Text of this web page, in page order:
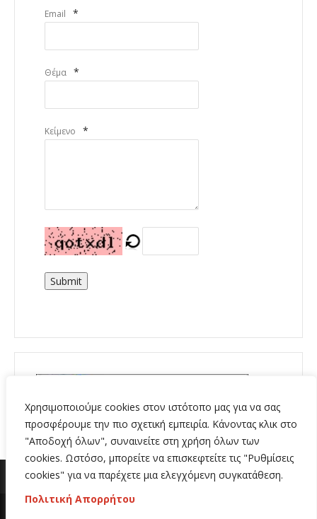
Χρησιμοποιούμε cookies στον ιστότοπο μας για να σας
προσφέρουμε την πιο σχετική εμπειρία. Κάνοντας κλικ στο
"Αποδοχή όλων", συναινείτε στη χρήση όλων των
cookies. Ωστόσο, μπορείτε να επισκεφτείτε τις "Ρυθμίσεις
cookies" για να παρέχετε μια ελεγχόμενη συγκατάθεση.
Πολιτική Απορρήτου
Email *
Θέμα *
Κείμενο *
Submit